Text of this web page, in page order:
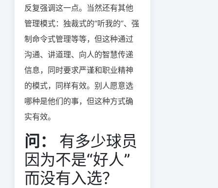
反复强调这一点。当然还有其他
管理模式：独裁式的“听我的”、强
制命令式管理等等，但这种通过
沟通、讲道理、向人的智慧传递
信息，同时要求严谨和职业精神
的模式，同样有效。别人愿意选
哪种是他们的事，但这种方式确
实有效。
问：
有多少球员
因为不是“好人”
而没有入选？